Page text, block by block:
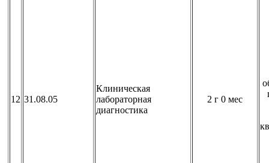
12 31.08.05
Клиническая
лабораторная
диагностика
2 г 0 мес